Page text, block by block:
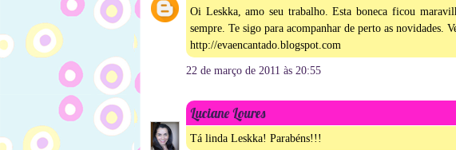
Oi Leskka, amo seu trabalho. Esta boneca ficou
sempre. Te sigo para acompanhar de perto as novidades.
http://evaencantado.blogspot.com
22 de março de 2011 às 20:55
Luciane Loures
Tá linda Leskka! Parabéns!!!